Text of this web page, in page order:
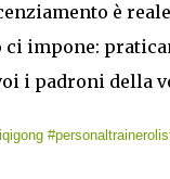
è
ci impone:
i padroni della